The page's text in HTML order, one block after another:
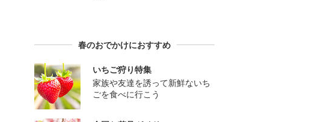
春のおでかけにおすすめ
いちご狩り特集
家族や友達を誘って新鮮ないち
ごを食べに行こう